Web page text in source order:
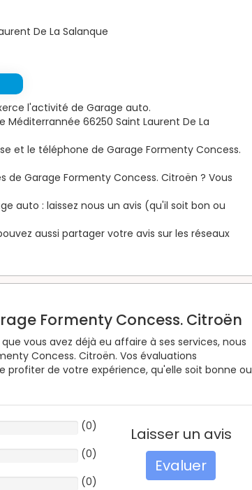
De La Salanque
l'activité de Garage auto.
Méditerrannée 66250 Saint Laurent De La
et le téléphone de Garage Formenty Concess.
de Garage Formenty Concess. Citroën ? Vous
auto : laissez nous un avis (qu'il soit bon ou
aussi partager votre avis sur les réseaux
Formenty Concess. Citroën
vous avez déjà eu affaire à ses services, nous
Concess. Citroën. Vos évaluations
de votre expérience, qu'elle soit bonne ou
(0)
(0)
(0)
Laisser un avis
Evaluer